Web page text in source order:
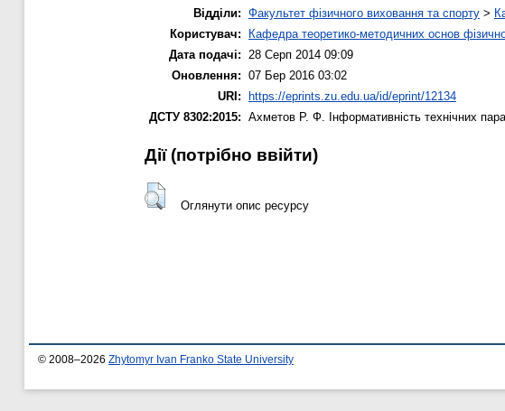
Відділи: Факультет фізичного виховання та спорту >
Користувач:
Кафедра теоретико-методичних основ
Дата подачі:
28 Серп 2014 09:09
Оновлення: 07 Бер 2016 03:02
URI: https://eprints.zu.edu.ua/id/eprint/12134
ДСТУ 8302:2015: Ахметов Р. Ф. Інформативність технічних
Дії ​​(потрібно ввійти)
Оглянути опис ресурсу
© 2008–2026 Zhytomyr Ivan Franko State University